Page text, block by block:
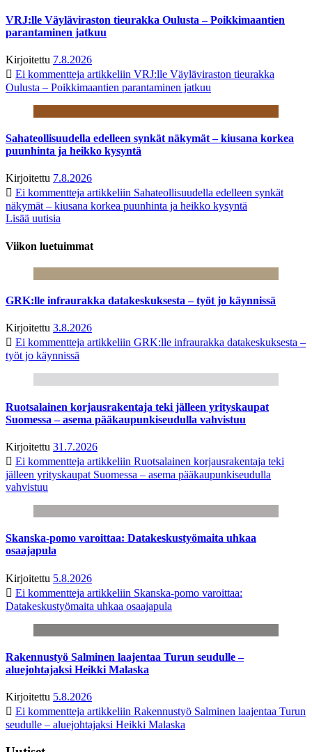
VRJ:lle Väyläviraston tieurakka Oulusta – Poikkimaantien
parantaminen jatkuu
Kirjoitettu 7.8.2026
Ei kommentteja artikkeliin VRJ:lle Väyläviraston tieurakka
Oulusta – Poikkimaantien parantaminen jatkuu
Sahateollisuudella edelleen synkät näkymät – kiusana korkea
puunhinta ja heikko kysyntä
Kirjoitettu 7.8.2026
Ei kommentteja artikkeliin Sahateollisuudella edelleen synkät
näkymät – kiusana korkea puunhinta ja heikko kysyntä
Lisää uutisia
Viikon luetuimmat
GRK:lle infraurakka datakeskuksesta – työt jo käynnissä
Kirjoitettu 3.8.2026
Ei kommentteja artikkeliin GRK:lle infraurakka datakeskuksesta –
työt jo käynnissä
Ruotsalainen korjausrakentaja teki jälleen yrityskaupat
Suomessa – asema pääkaupunkiseudulla vahvistuu
Kirjoitettu 31.7.2026
Ei kommentteja artikkeliin Ruotsalainen korjausrakentaja teki
jälleen yrityskaupat Suomessa – asema pääkaupunkiseudulla
vahvistuu
Skanska-pomo varoittaa: Datakeskustyömaita uhkaa
osaajapula
Kirjoitettu 5.8.2026
Ei kommentteja artikkeliin Skanska-pomo varoittaa:
Datakeskustyömaita uhkaa osaajapula
Rakennustyö Salminen laajentaa Turun seudulle –
aluejohtajaksi Heikki Malaska
Kirjoitettu 5.8.2026
Ei kommentteja artikkeliin Rakennustyö Salminen laajentaa Turun
seudulle – aluejohtajaksi Heikki Malaska